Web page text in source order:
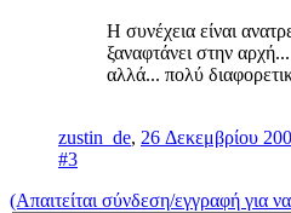
Η συνέχεια είναι
ξαναφτάνει στην
αλλά... πολύ
zustin_de, 26 Δεκεμβρίου
#3
(Απαιτείται σύνδεση/εγγραφή για